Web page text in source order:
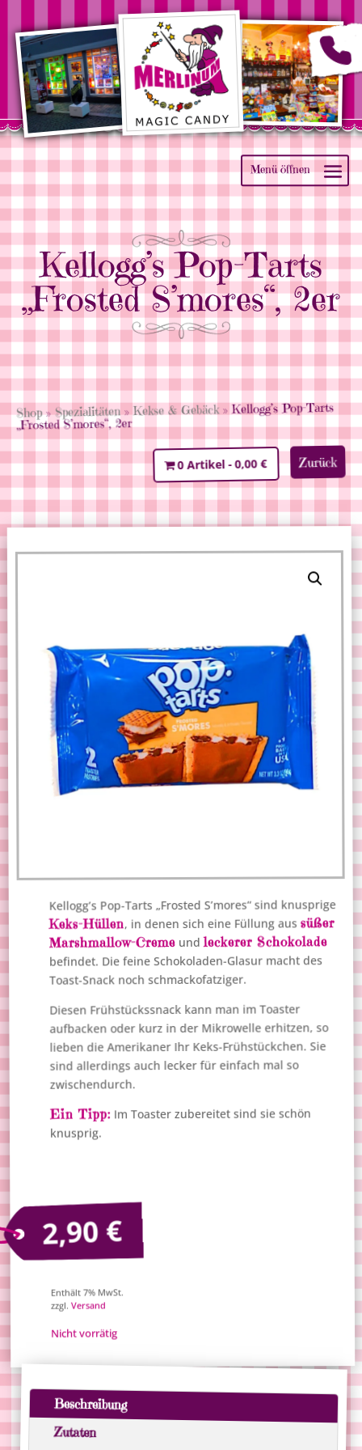
Kellogg’s Pop-Tarts
„Frosted S’mores“, 2er
Shop»Spezialitäten »Kekse & Gebäck» Kellogg’s Pop-Tarts
„Frosted S’mores“, 2er
Zurück
0 Artikel 0,00 €
Kellogg’s Pop-Tarts „Frosted S’mores“ sind knusprige
Keks-Hüllen, in denen sich eine Füllung aussüßer
Marshmallow-Creme undleckerer Schokolade
befindet. Die feine Schokoladen-Glasur macht des
Toast-Snack noch schmackofatziger.
Diesen Frühstückssnack kann man im Toaster
aufbacken oder kurz in der Mikrowelle erhitzen, so
lieben die Amerikaner Ihr Keks-Frühstückchen. Sie
sind allerdings auch lecker für einfach mal so
zwischendurch.
Ein Tipp: Im Toaster zubereitet sind sie schön
knusprig.
2,90€
Enthält 7% MwSt.
zzgl.Versand
Nicht vorrätig
Beschreibung
Zutaten